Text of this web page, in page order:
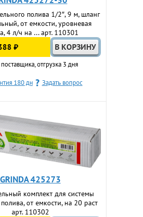
полива 1/2″, 9 м, шланг
от емкости, уровневая
4 л/ч на ... арт. 110301
₽
отгрузка 3 дня
180 дн Задать вопрос
GRINDA 425273
комплект для системы
от емкости, на 20 раст
арт. 110302